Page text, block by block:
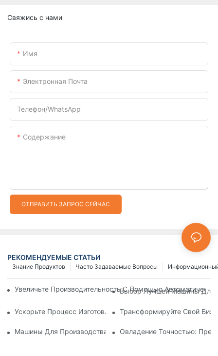
Свяжись с нами
Имя
Электронная Почта
Телефон/WhatsApp
Содержание
ОТПРАВИТЬ ЗАПРОС СЕЙЧАС
РЕКОМЕНДУЕМЫЕ СТАТЬИ
Часто Задаваемые Вопросы
Знание Продуктов
Увеличьте Производительность С ПомощьюВыбор Лучшей Машины Для
Ускорьте Процесс Изготовления Застежек-Молний С
Трансформируйте Свой
Машины Для Производства Пластиковых Молний:
Овладение Точностью: